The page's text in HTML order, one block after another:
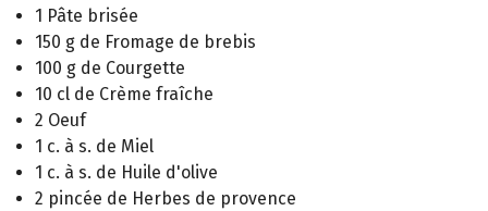
1 Pâte brisée
150 g de Fromage de brebis
100 g de Courgette
10 cl de Crème fraîche
2 Oeuf
1 c. à s. de Miel
1 c. à s. de Huile d'olive
2 pincée de Herbes de provence